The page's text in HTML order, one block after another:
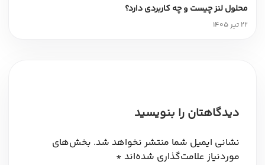
محلول لنز چیست و چه کاربردی دارد؟
22 تیر 1405
دیدگاهتان را بنویسید
نشانی ایمیل شما منتشر نخواهد شد. بخش‌های
موردنیاز علامت‌گذاری شده‌اند *